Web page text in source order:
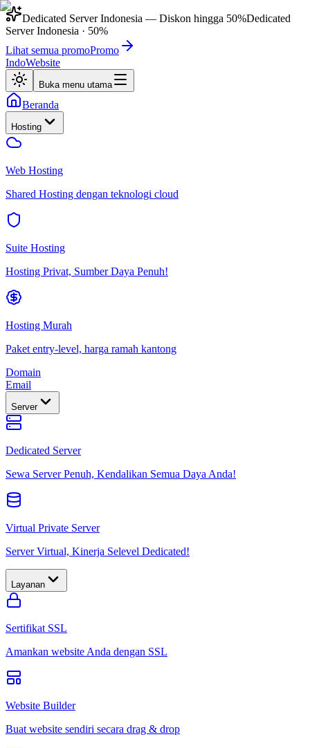
Dedicated Server Indonesia — Diskon hingga 50%Dedicated
Server Indonesia · 50%
Lihat semua promoPromo
IndoWebsite
Buka menu utama
Beranda
Hosting
Web Hosting
Shared Hosting dengan teknologi cloud
Suite Hosting
Hosting Privat, Sumber Daya Penuh!
Hosting Murah
Paket entry-level, harga ramah kantong
Domain
Email
Server
Dedicated Server
Sewa Server Penuh, Kendalikan Semua Daya Anda!
Virtual Private Server
Server Virtual, Kinerja Selevel Dedicated!
Layanan
Sertifikat SSL
Amankan website Anda dengan SSL
Website Builder
Buat website sendiri secara drag & drop